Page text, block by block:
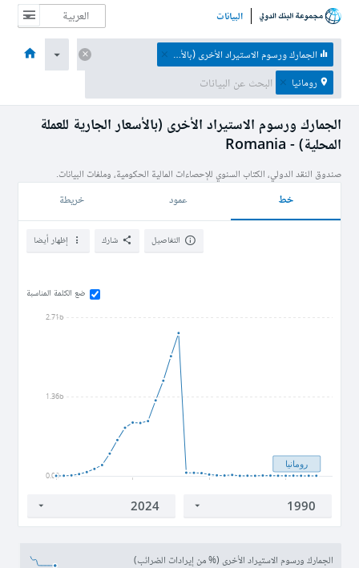
البيانات
الصفحة الرئيسية الموضوعات البيانات والموارد نبذة عن الجمارك ورسوم الاستيراد الأخرى (بالأسعار الجارية للعملة المحلية)
رومانيا
الجمارك ورسوم الاستيراد الأخرى (بالأسعار الجارية للعملة
المحلية) - Romania
صندوق النقد الدولي، الكتاب السنوي للإحصاءات المالية الحكومية، وملفات البيانات.
خط عمود خريطة
إظهار أيضا شارك التفاصيل
ضع الكلمة المناسبة
0.00
1.36b
2.71b
رومانيا
الجمارك ورسوم الاستيراد الأخرى (% من إيرادات الضرائب)